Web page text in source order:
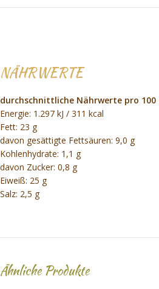
NÄHRWERTE
durchschnittliche Nährwerte pro 100
Energie: 1.297 kJ / 311 kcal
Fett: 23 g
davon gesättigte Fettsäuren: 9,0 g
Kohlenhydrate: 1,1 g
davon Zucker: 0,8 g
Eiweiß: 25 g
Salz: 2,5 g
Ähnliche Produkte